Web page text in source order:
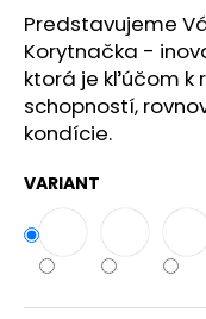
hviezdičiek.
Predstavujeme
Korytnačka -
ktorá je kľúčom k
schopností,
kondície.
VARIANT
O
d
p
o
ú